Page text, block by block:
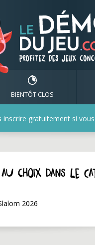
BIENTÔT CLOS
inscrire gratuitement si
au choix dans le
2026